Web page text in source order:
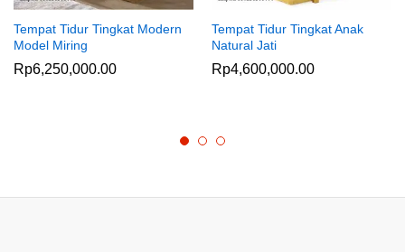
Tempat Tidur Tingkat Modern
Model Miring
Rp6,250,000.00
Tempat Tidur Tingkat Anak
Natural Jati
Rp4,600,000.00